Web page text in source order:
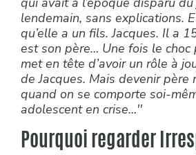
lendemain, sans explications.
qu’elle a un fils. Jacques. Il a
est son père… Une fois le choc
met en tête d’avoir un rôle à
de Jacques. Mais devenir père
quand on se comporte soi-
adolescent en crise…''
Pourquoi regarder